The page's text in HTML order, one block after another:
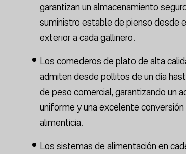
garantizan un almacenamiento
suministro estable de pienso desde
exterior a cada gallinero.
Los comederos de plato de alta
admiten desde pollitos de un día
de peso comercial, garantizando un
uniforme y una excelente conversión
alimenticia.
Los sistemas de alimentación en